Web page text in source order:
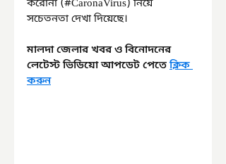
করোনা (#CaronaVirus) নিয়ে
সচেতনতা দেখা দিয়েছে।
মালদা জেলার খবর ও বিনোদনের
লেটেস্ট ভিডিয়ো আপডেট পেতে ক্লিক
করুন